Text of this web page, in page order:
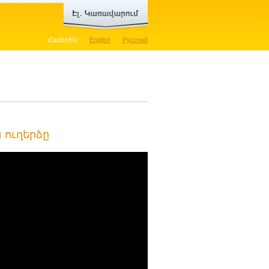
Հայերեն English Русский